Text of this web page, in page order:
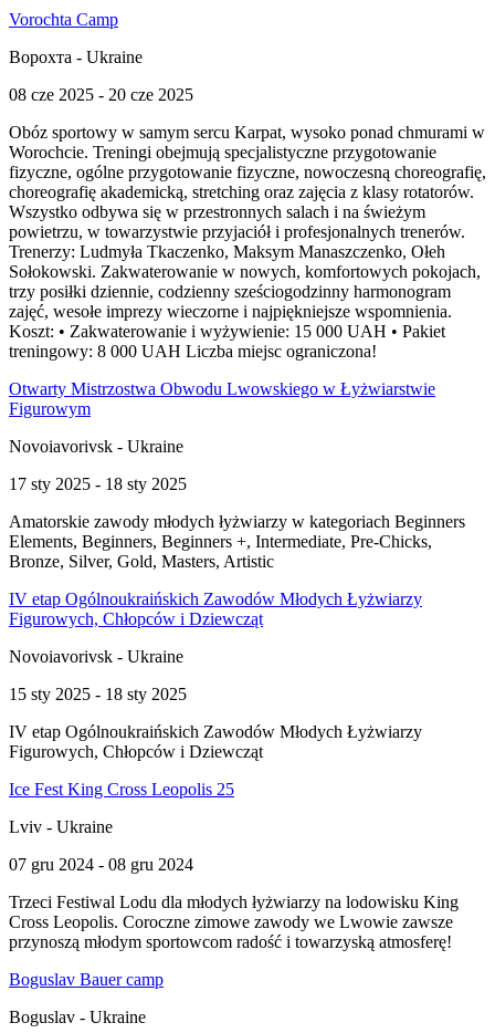
Vorochta Camp
Ворохта - Ukraine
08 cze 2025 - 20 cze 2025
Obóz sportowy w samym sercu Karpat, wysoko ponad chmurami w
Worochcie. Treningi obejmują specjalistyczne przygotowanie
fizyczne, ogólne przygotowanie fizyczne, nowoczesną choreografię,
choreografię akademicką, stretching oraz zajęcia z klasy rotatorów.
Wszystko odbywa się w przestronnych salach i na świeżym
powietrzu, w towarzystwie przyjaciół i profesjonalnych trenerów.
Trenerzy: Ludmyła Tkaczenko, Maksym Manaszczenko, Ołeh
Sołokowski. Zakwaterowanie w nowych, komfortowych pokojach,
trzy posiłki dziennie, codzienny sześciogodzinny harmonogram
zajęć, wesołe imprezy wieczorne i najpiękniejsze wspomnienia.
Koszt: • Zakwaterowanie i wyżywienie: 15 000 UAH • Pakiet
treningowy: 8 000 UAH Liczba miejsc ograniczona!
Otwarty Mistrzostwa Obwodu Lwowskiego w Łyżwiarstwie
Figurowym
Novoiavorivsk - Ukraine
17 sty 2025 - 18 sty 2025
Amatorskie zawody młodych łyżwiarzy w kategoriach Beginners
Elements, Beginners, Beginners +, Intermediate, Pre-Chicks,
Bronze, Silver, Gold, Masters, Artistic
IV etap Ogólnoukraińskich Zawodów Młodych Łyżwiarzy
Figurowych, Chłopców i Dziewcząt
Novoiavorivsk - Ukraine
15 sty 2025 - 18 sty 2025
IV etap Ogólnoukraińskich Zawodów Młodych Łyżwiarzy
Figurowych, Chłopców i Dziewcząt
Ice Fest King Cross Leopolis 25
Lviv - Ukraine
07 gru 2024 - 08 gru 2024
Trzeci Festiwal Lodu dla młodych łyżwiarzy na lodowisku King
Cross Leopolis. Coroczne zimowe zawody we Lwowie zawsze
przynoszą młodym sportowcom radość i towarzyską atmosferę!
Boguslav Bauer camp
Boguslav - Ukraine